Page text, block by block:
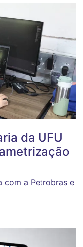
da UFU
com a Petrobras e